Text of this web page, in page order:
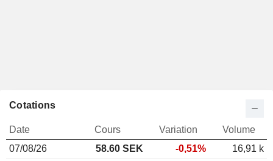
Cotations
Date Cours Variation
Volume
07/08/26
58.60 SEK -0,51%
16,91 k